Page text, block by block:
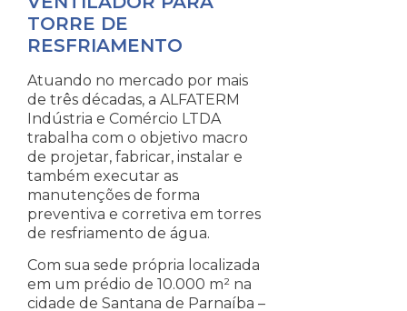
TORRE DE
RESFRIAMENTO
Atuando no mercado por mais
de três décadas, a ALFATERM
Indústria e Comércio LTDA
trabalha com o objetivo macro
de projetar, fabricar, instalar e
também executar as
manutenções de forma
preventiva e corretiva em torres
de resfriamento de água.
Com sua sede própria localizada
em um prédio de 10.000 m² na
cidade de Santana de Parnaíba –